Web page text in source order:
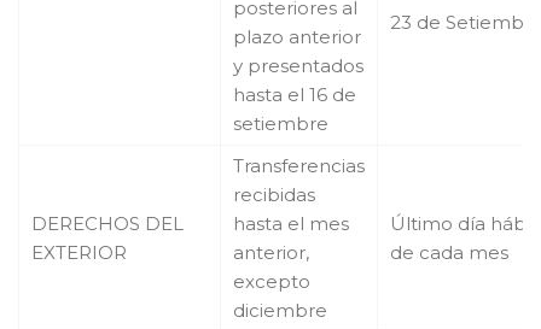
posteriores al
plazo anterior
y presentados
hasta el 16 de
setiembre
23 de
DERECHOS DEL
EXTERIOR
Transferencias
recibidas
hasta el mes
anterior,
excepto
diciembre
Último día hábil
de cada mes